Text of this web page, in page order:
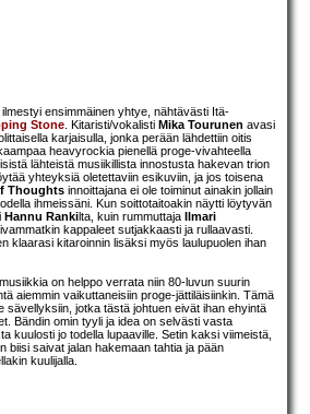
ensimmäinen yhtye, nähtävästi Itä-
Stone. Kitaristi/vokalisti Mika Tourunen avasi
karjaisulla, jonka perään lähdettiin oitis
heavyrockia pienellä proge-vivahteella
lähteistä musiikillista innostusta hakevan trion
yhteyksiä oletettaviin esikuviin, ja jos toisena
Thoughts innoittajana ei ole toiminut ainakin jollain
ihmeissäni. Kun soittotaitoakin näytti löytyvän
Hannu Rankilta, kuin rummuttaja
Ilmari
kappaleet sutjakkaasti ja rullaavasti.
klaarasi kitaroinnin lisäksi myös laulupuolen ihan
on helppo verrata niin 80-luvun suurin
aiemmin vaikuttaneisiin proge-jättiläisiinkin. Tämä
sävellyksiin, jotka tästä johtuen eivät ihan ehyintä
Bändin omin tyyli ja idea on selvästi vasta
kuulosti jo todella lupaaville. Setin kaksi viimeistä,
biisi saivat jalan hakemaan tahtia ja pään
kuulijalla.